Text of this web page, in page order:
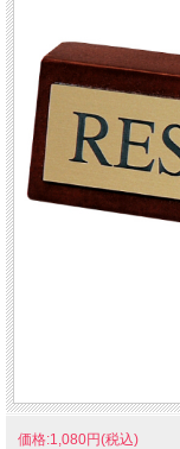
価格:1,080円(税込)